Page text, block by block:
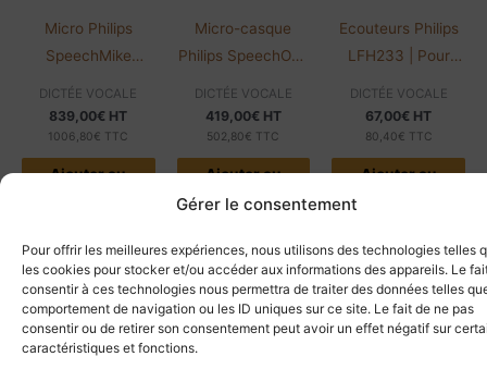
Gérer le consentement
Pour offrir les meilleures expériences, nous utilisons des technologies telles
les cookies pour stocker et/ou accéder aux informations des appareils. Le
consentir à ces technologies nous permettra de traiter des données telles
comportement de navigation ou les ID uniques sur ce site. Le fait de ne pas
consentir ou de retirer son consentement peut avoir un effet négatif sur
caractéristiques et fonctions.
Micro Philips
SpeechMike
Premium
SMP3800 |
Scanner code-
DICTÉE VOCALE
839,00€ HT
1006,80€ TTC
Ajouter au
Micro-casque
Philips SpeechOne
PSM6500 | Sans
fil | Avec
télécommande
DICTÉE VOCALE
419,00€ HT
502,80€ TTC
Ajouter au
Ecouteurs Philips
LFH233 | Pour
lecteur LFH720
DICTÉE VOCALE
67,00€ HT
80,40€ TTC
Ajouter au